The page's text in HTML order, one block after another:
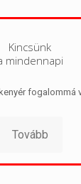
Kincsünk
mindennapi
fogalommá
Tovább